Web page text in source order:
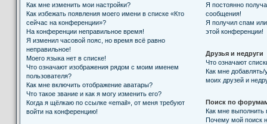
Как мне изменить мои настройки?
Как избежать появления моего имени в списке «Кто
сейчас на конференции»?
На конференции неправильное время!
Я изменил часовой пояс, но время всё равно
неправильное!
Моего языка нет в списке!
Что означают изображения рядом с моим именем
пользователя?
Как мне включить отображение аватары?
Что такое звание и как я могу изменить его?
Когда я щёлкаю по ссылке «email», от меня требуют
войти на конференцию!
Я постоянно
сообщения!
Я получил спам или
этой конференции!
Друзья и недруги
Что означают
Как мне добавлять/
моих друзей и
Поиск по
Как мне
Почему мой поиск